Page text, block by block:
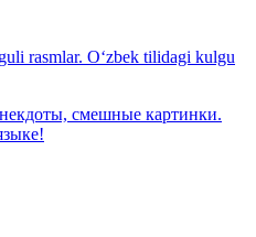
rasmlar. O‘zbek tilidagi kulgu
смешные картинки.